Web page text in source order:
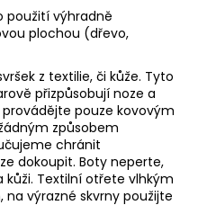
použití výhradně
plochou (dřevo,
z textilie, či kůže. Tyto
přizpůsobují noze a
pouze kovovým
způsobem
chránit
dokoupit. Boty neperte,
Textilní otřete vlhkým
výrazné skvrny použijte